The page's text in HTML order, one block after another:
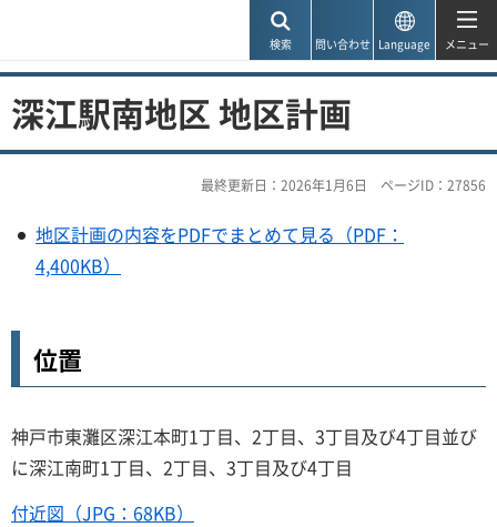
検索 問い合わせ Language メニュー
深江駅南地区 地区計画
最終更新日：2026年1月6日 ページID：27856
地区計画の内容をPDFでまとめて見る（PDF：
4,400KB）
位置
神戸市東灘区深江本町1丁目、2丁目、3丁目及び4丁目並び
に深江南町1丁目、2丁目、3丁目及び4丁目
付近図（JPG：68KB）